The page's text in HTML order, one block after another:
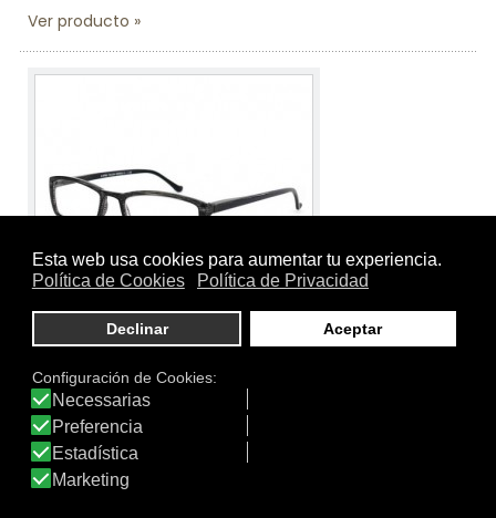
Ver producto
Tamaño:-
Marca:Farmamoda
Línea:Gafas de Presbicia Farmamoda
3168 HD262